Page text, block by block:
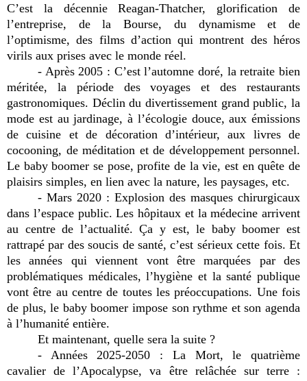
C’est la décennie Reagan-Thatcher, glorification de
l’entreprise, de la Bourse, du dynamisme et de
l’optimisme, des films d’action qui montrent des héros
virils aux prises avec le monde réel.
- Après 2005 : C’est l’automne doré, la retraite bien
méritée, la période des voyages et des restaurants
gastronomiques. Déclin du divertissement grand public, la
mode est au jardinage, à l’écologie douce, aux émissions
de cuisine et de décoration d’intérieur, aux livres de
cocooning, de méditation et de développement personnel.
Le baby boomer se pose, profite de la vie, est en quête de
plaisirs simples, en lien avec la nature, les paysages, etc.
- Mars 2020 : Explosion des masques chirurgicaux
dans l’espace public. Les hôpitaux et la médecine arrivent
au centre de l’actualité. Ça y est, le baby boomer est
rattrapé par des soucis de santé, c’est sérieux cette fois. Et
les années qui viennent vont être marquées par des
problématiques médicales, l’hygiène et la santé publique
vont être au centre de toutes les préoccupations. Une fois
de plus, le baby boomer impose son rythme et son agenda
à l’humanité entière.
Et maintenant, quelle sera la suite ?
- Années 2025-2050 : La Mort, le quatrième
cavalier de l’Apocalypse, va être relâchée sur terre :